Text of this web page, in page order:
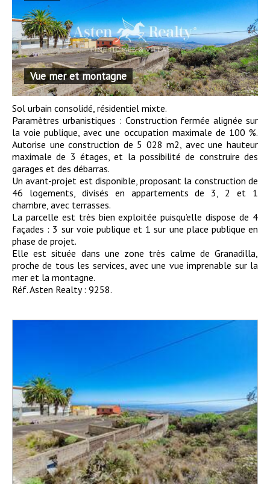
Vue mer et montagne
Sol urbain consolidé, résidentiel mixte.
Paramètres urbanistiques : Construction fermée alignée sur
la voie publique, avec une occupation maximale de 100 %.
Autorise une construction de 5 028 m2, avec une hauteur
maximale de 3 étages, et la possibilité de construire des
garages et des débarras.
Un avant-projet est disponible, proposant la construction de
46 logements, divisés en appartements de 3, 2 et 1
chambre, avec terrasses.
La parcelle est très bien exploitée puisqu’elle dispose de 4
façades : 3 sur voie publique et 1 sur une place publique en
phase de projet.
Elle est située dans une zone très calme de Granadilla,
proche de tous les services, avec une vue imprenable sur la
mer et la montagne.
Réf. Asten Realty : 9258.